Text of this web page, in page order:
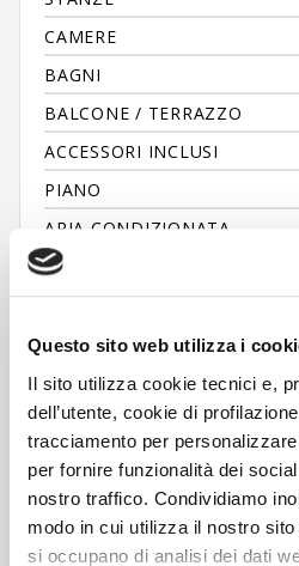
Questo sito web utilizza i
Il sito utilizza cookie tecnici e,
dell’utente, cookie di
tracciamento per
per fornire funzionalità dei
nostro traffico. Condividiamo
modo in cui utilizza il nostro
si occupano di analisi dei dati
CAMERE
BAGNI
BALCONE / TERRAZZO
ACCESSORI INCLUSI
PIANO
ARIA CONDIZIONATA
ASCENSORE
PORTINERIA
GIARDINO